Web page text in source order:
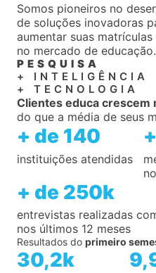
Somos pioneiros no
de soluções inovadoras
aumentar suas
no mercado de educação.
PESQUISA
+ INTELIGÊNCIA
+ TECNOLOGIA
Clientes educa crescem
do que a média de seus
+ de 140
instituições atendidas
+ de 250k
entrevistas realizadas
nos últimos 12 meses
Resultados do primeiro
30,2k